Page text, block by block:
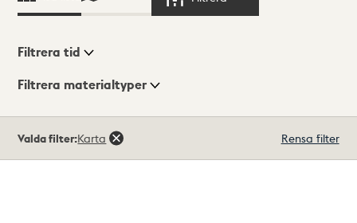
Visningsläge
Filtrera tid
Filtrera materialtyper
träffar
Valda filter:Karta Rensa filter